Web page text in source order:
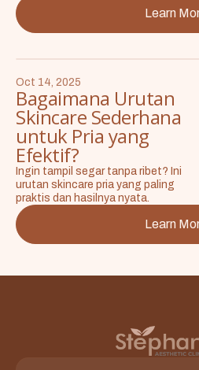
Learn
Oct 14, 2025
Bagaimana Urutan
Skincare Sederhana
untuk Pria yang
Efektif?
Ingin tampil segar tanpa ribet? Ini
urutan skincare pria yang paling
praktis dan hasilnya nyata.
Learn